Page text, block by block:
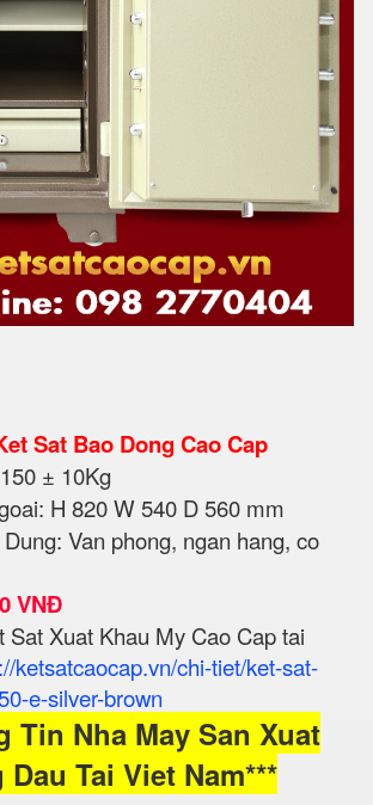
Sat Bao Dong Cao Cap
± 10Kg
H 820W 540 D 560 mm
Van phong, ngan hang, co
VNĐ
Sat Xuat Khau My Cao Cap tai
ketsatcaocap.vn/chi-tiet/ket-sat-
e-silver-brown
Tin Nha May San Xuat
Dau Tai Viet Nam***